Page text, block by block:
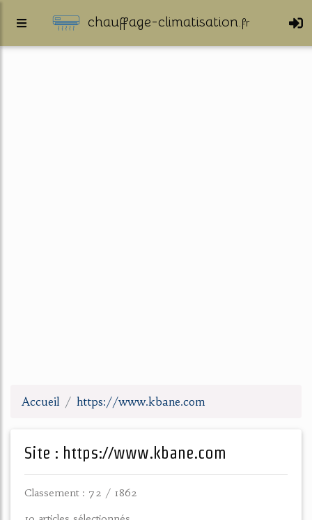
chauffage-climatisation.fr
Accueil https://www.kbane.com
Site : https://www.kbane.com
Classement : 72 / 1862